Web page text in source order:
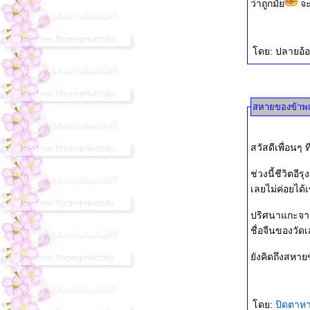
ว่าถูกมั้ จ
ดย: ปลายอ้
สหายของข้าพ
สวัสดีเพื่อนๆ
ช่วงนี้ชีวิตอีรุ
เลยไม่ค่อยได้
ปริศนาแกะจ
ชื่อจีนของวัด
งคิดถึงสหาย
ดย: ปิดตาห